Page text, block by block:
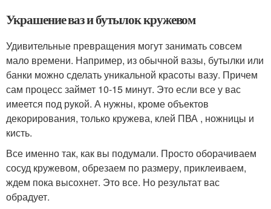
Украшение ваз и бутылок кружевом
Удивительные превращения могут занимать совсем
мало времени. Например, из обычной вазы, бутылки или
банки можно сделать уникальной красоты вазу. Причем
сам процесс займет 10-15 минут. Это если все у вас
имеется под рукой. А нужны, кроме объектов
декорирования, только кружева, клей ПВА , ножницы и
кисть.
Все именно так, как вы подумали. Просто оборачиваем
сосуд кружевом, обрезаем по размеру, приклеиваем,
ждем пока высохнет. Это все. Но результат вас
обрадует.